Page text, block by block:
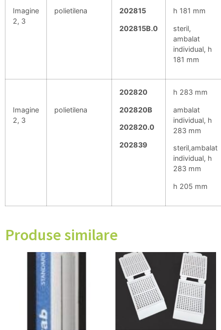
Imagine
2, 3
polietilena 202815
202815B.0
h 181 mm
steril,
ambalat
individual, h
181 mm
Imagine
2, 3
polietilena
202820
202820B
202820.0
202839
h 283 mm
ambalat
individual, h
283 mm
steril,ambalat
individual, h
283 mm
h 205 mm
Produse similare